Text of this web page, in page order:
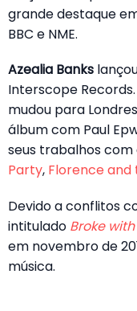
grande destaque
BBC e NME.
Azealia Banks
Interscope
mudou para
álbum com Paul
seus trabalhos
Party, Florence and
Devido a conflitos
intitulado Broke
em novembro de
música.